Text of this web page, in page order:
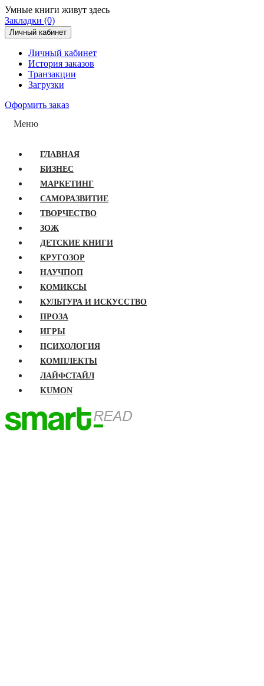
Умные книги живут здесь
Закладки (0)
Личный кабинет
Личный кабинет
История заказов
Транзакции
Загрузки
Оформить заказ
Меню
ГЛАВНАЯ
БИЗНЕС
МАРКЕТИНГ
САМОРАЗВИТИЕ
ТВОРЧЕСТВО
ЗОЖ
ДЕТСКИЕ КНИГИ
КРУГОЗОР
НАУЧПОП
КОМИКСЫ
КУЛЬТУРА И ИСКУССТВО
ПРОЗА
ИГРЫ
ПСИХОЛОГИЯ
КОМПЛЕКТЫ
ЛАЙФСТАЙЛ
KUMON